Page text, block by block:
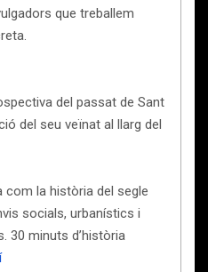
que treballem
del passat de Sant
del seu veïnat al llarg del
com la història del segle
socials, urbanístics i
30 minuts d’història